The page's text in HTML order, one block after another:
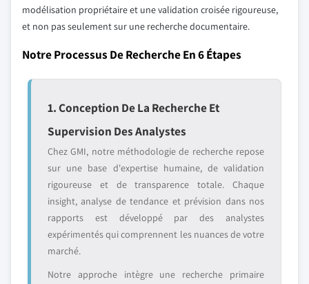
modélisation propriétaire et une validation croisée rigoureuse,
et non pas seulement sur une recherche documentaire.
Notre Processus De Recherche En 6 Étapes
1. Conception De La Recherche Et
Supervision Des Analystes
Chez GMI, notre méthodologie de recherche repose
sur une base d'expertise humaine, de validation
rigoureuse et de transparence totale. Chaque
insight, analyse de tendance et prévision dans nos
rapports est développé par des analystes
expérimentés qui comprennent les nuances de votre
marché.
Notre approche intègre une recherche primaire